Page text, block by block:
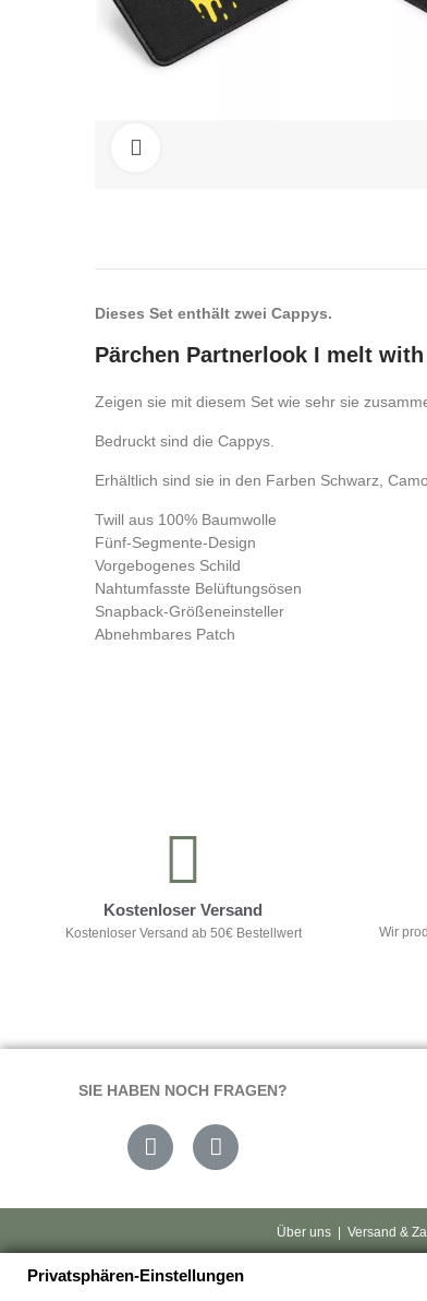
Dieses Set enthält zwei Cappys.
Pärchen Partnerlook I melt with
Zeigen sie mit diesem Set wie sehr sie
Bedruckt sind die Cappys.
Erhältlich sind sie in den Farben Schwarz,
Twill aus 100% Baumwolle
Fünf-Segmente-Design
Vorgebogenes Schild
Nahtumfasste Belüftungsösen
Snapback-Größeneinsteller
Abnehmbares Patch
Kostenloser Versand
Kostenloser Versand ab 50€ Bestellwert Wir
SIE HABEN NOCH FRAGEN?
Über uns| Versand &
Privatsphären-Einstellungen